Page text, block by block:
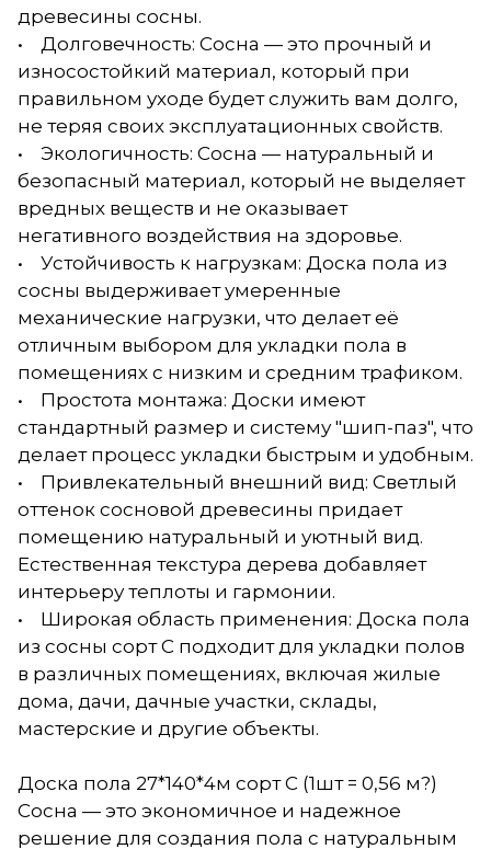
древесины сосны.
• Долговечность: Сосна — это прочный и
износостойкий материал, который при
правильном уходе будет служить вам долго,
не теряя своих эксплуатационных свойств.
• Экологичность: Сосна — натуральный и
безопасный материал, который не выделяет
вредных веществ и не оказывает
негативного воздействия на здоровье.
• Устойчивость к нагрузкам: Доска пола из
сосны выдерживает умеренные
механические нагрузки, что делает её
отличным выбором для укладки пола в
помещениях с низким и средним трафиком.
• Простота монтажа: Доски имеют
стандартный размер и систему "шип-паз", что
делает процесс укладки быстрым и удобным.
• Привлекательный внешний вид: Светлый
оттенок сосновой древесины придает
помещению натуральный и уютный вид.
Естественная текстура дерева добавляет
интерьеру теплоты и гармонии.
• Широкая область применения: Доска пола
из сосны сорт С подходит для укладки полов
в различных помещениях, включая жилые
дома, дачи, дачные участки, склады,
мастерские и другие объекты.
Доска пола 27*140*4м сорт С (1шт = 0,56 м?)
Сосна — это экономичное и надежное
решение для создания пола с натуральным